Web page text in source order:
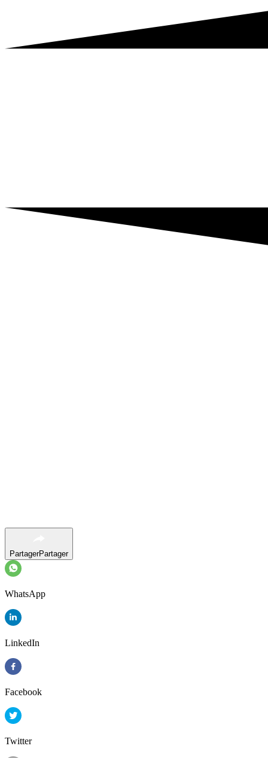
PartagerPartager
WhatsApp
LinkedIn
Facebook
Twitter